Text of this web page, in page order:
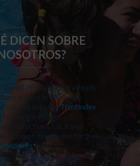
DICEN SOBRE
found! Probably it is already
is typo in its ID. We
you log in to theTrustindex
follow the widget
instructions. Or, if you
an account, create one for free